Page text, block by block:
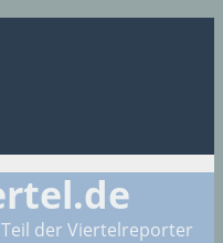
der Viertelreporter